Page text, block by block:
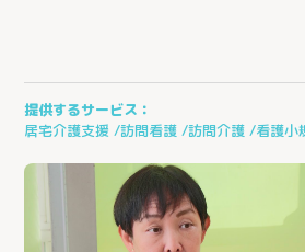
提供するサービス：
居宅介護支援
訪問看護 訪問介護 看護小